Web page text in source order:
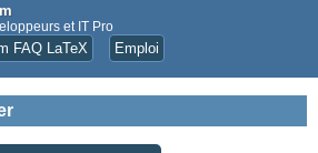
et IT Pro
FAQ LaTeX Emploi